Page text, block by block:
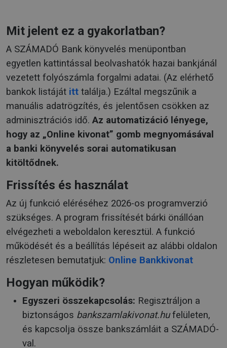
Mit jelent ez a gyakorlatban?
A SZÁMADÓ Bank könyvelés menüpontban
egyetlen kattintással beolvashatók hazai bankjánál
vezetett folyószámla forgalmi adatai. (Az elérhető
bankok listáját itt találja.) Ezáltal megszűnik a
manuális adatrögzítés, és jelentősen csökken az
adminisztrációs idő. Az automatizáció lényege,
hogy az „Online kivonat” gomb megnyomásával
a banki könyvelés sorai automatikusan
kitöltődnek.
Frissítés és használat
Az új funkció eléréséhez 2026-os programverzió
szükséges. A program frissítését bárki önállóan
elvégezheti a weboldalon keresztül. A funkció
működését és a beállítás lépéseit az alábbi oldalon
részletesen bemutatjuk: Online Bankkivonat
Hogyan működik?
Egyszeri összekapcsolás: Regisztráljon a
biztonságos bankszamlakivonat.hufelületen,
és kapcsolja össze bankszámláit a SZÁMADÓ-
val.